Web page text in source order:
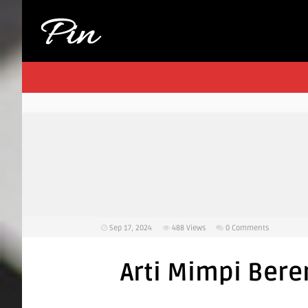
Sep 17, 2024 488 Views 0 Comments
Arti Mimpi